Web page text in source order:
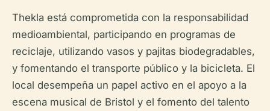
Thekla está comprometida con la responsabilidad
medioambiental, participando en programas de
reciclaje, utilizando vasos y pajitas biodegradables,
y fomentando el transporte público y la bicicleta. El
local desempeña un papel activo en el apoyo a la
escena musical de Bristol y el fomento del talento